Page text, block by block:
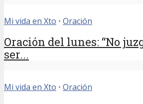
Mi vida en Xto • Oración
Oración del lunes: “No
ser...
Mi vida en Xto • Oración